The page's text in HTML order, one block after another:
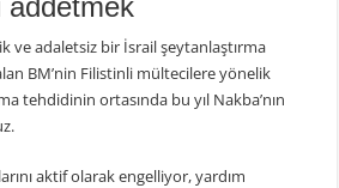
ve adaletsiz bir İsrail şeytanlaştırma
BM’nin Filistinli mültecilere yönelik
tehdidinin ortasında bu yıl Nakba’nın
aktif olarak engelliyor, yardım